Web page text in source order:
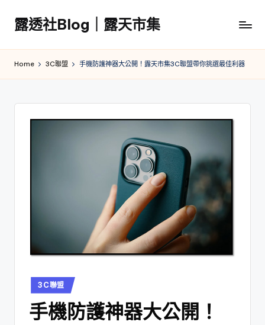
Skip
content
露透社Blog｜露天市集
社
Home 3C聯盟 手機防護神器大公開！露天市集3C聯盟帶你挑選最佳利器
Posted
in
3C聯盟
手機防護神器大公開！